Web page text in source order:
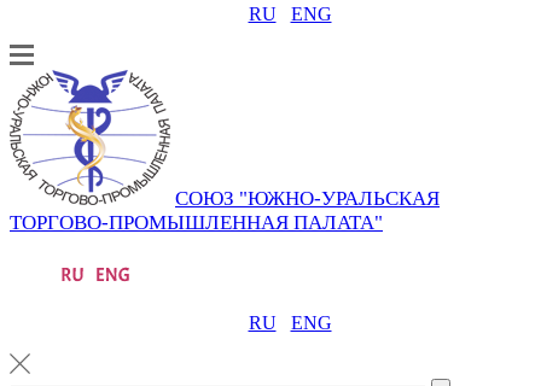
RU ENG
СОЮЗ "ЮЖНО-УРАЛЬСКАЯ
ТОРГОВО-ПРОМЫШЛЕННАЯ ПАЛАТА"
RU ENG